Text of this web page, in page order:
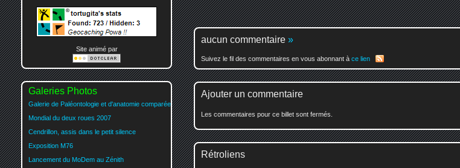
aucun commentaire »
Suivez le fil des commentaires en vous abonnant à ce lien
Ajouter un commentaire
Les commentaires pour ce billet sont fermés.
Rétroliens
Site animé par
Galeries Photos
Galerie de Paléontologie et d'anatomie comparée
Mondial du deux roues 2007
Cendrillon, assis dans le petit silence
Exposition M76
Lancement du MoDem au Zénith